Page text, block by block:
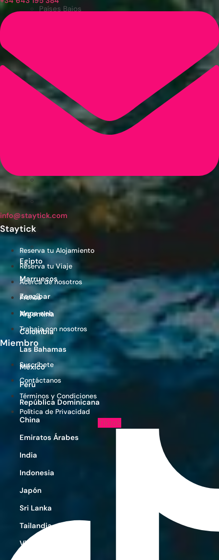
Países Bajos
Egipto
Marruecos
Zanzíbar
Argentina
Colombia
Las Bahamas
México
Perú
República Dominicana
China
Emiratos Árabes
India
Indonesia
Japón
Sri Lanka
Tailandia
Vietnam
info@staytick.com
Staytick
Reserva tu Alojamiento
Reserva tu Viaje
Acerca de nosotros
Prensa
Mapa web
Trabaja con nosotros
Miembro
Suscríbete
Contáctanos
Términos y Condiciones
Política de Privacidad
Tiktok